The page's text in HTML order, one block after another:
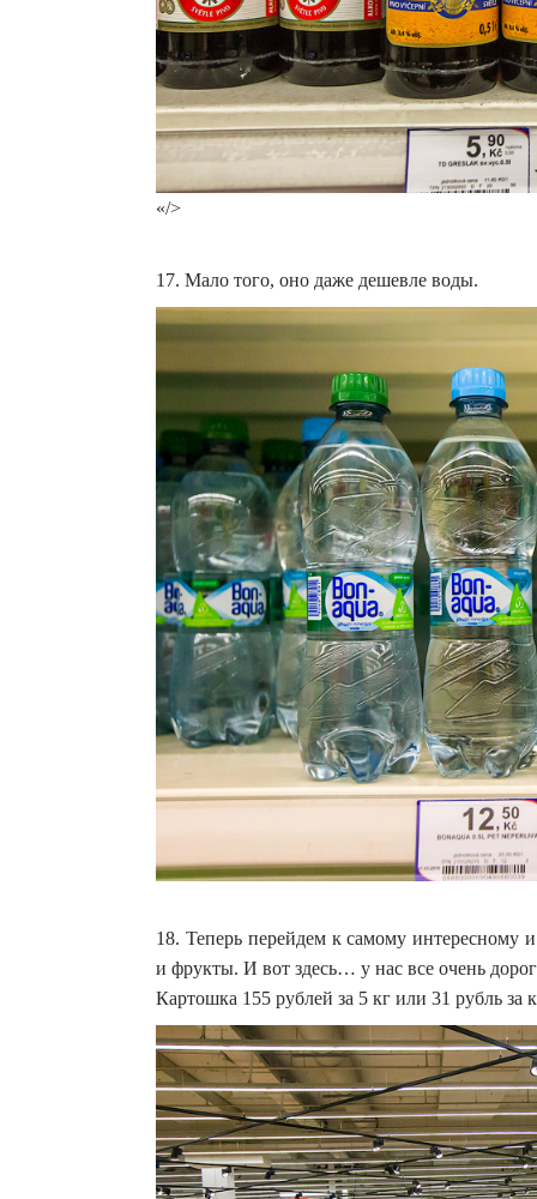
«/>
17. Мало того, оно даже дешевле воды.
18. Теперь перейдем к самому
и фрукты. И вот здесь… у нас все очень
Картошка 155 рублей за 5 кг или 31 рубль за